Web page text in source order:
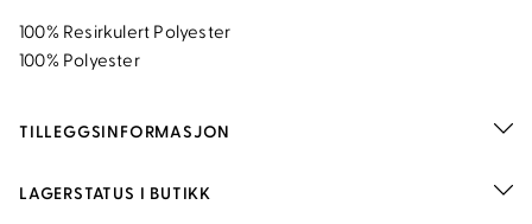
100% Resirkulert Polyester
100% Polyester
TILLEGGSINFORMASJON
LAGERSTATUS I BUTIKK